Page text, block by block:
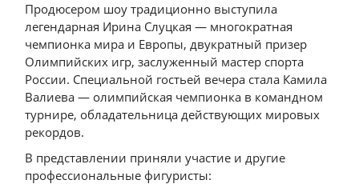
Продюсером шоу традиционно выступила
легендарная Ирина Слуцкая — многократная
чемпионка мира и Европы, двукратный призер
Олимпийских игр, заслуженный мастер спорта
России. Специальной гостьей вечера стала Камила
Валиева — олимпийская чемпионка в командном
турнире, обладательница действующих мировых
рекордов.
В представлении приняли участие и другие
профессиональные фигуристы: